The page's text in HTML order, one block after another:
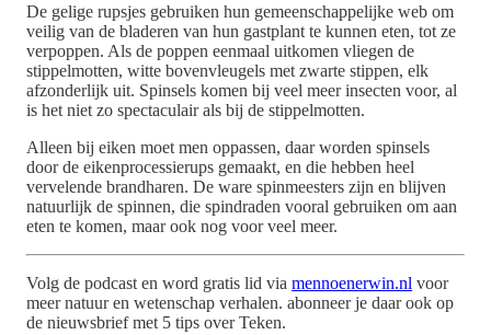
De gelige rupsjes gebruiken hun gemeenschappelijke web om
veilig van de bladeren van hun gastplant te kunnen eten, tot ze
verpoppen. Als de poppen eenmaal uitkomen vliegen de
stippelmotten, witte bovenvleugels met zwarte stippen, elk
afzonderlijk uit. Spinsels komen bij veel meer insecten voor, al
is het niet zo spectaculair als bij de stippelmotten.
Alleen bij eiken moet men oppassen, daar worden spinsels
door de eikenprocessierups gemaakt, en die hebben heel
vervelende brandharen. De ware spinmeesters zijn en blijven
natuurlijk de spinnen, die spindraden vooral gebruiken om aan
eten te komen, maar ook nog voor veel meer.
Volg de podcast en word gratis lid via mennoenerwin.nl voor
meer natuur en wetenschap verhalen. abonneer je daar ook op
de nieuwsbrief met 5 tips over Teken.